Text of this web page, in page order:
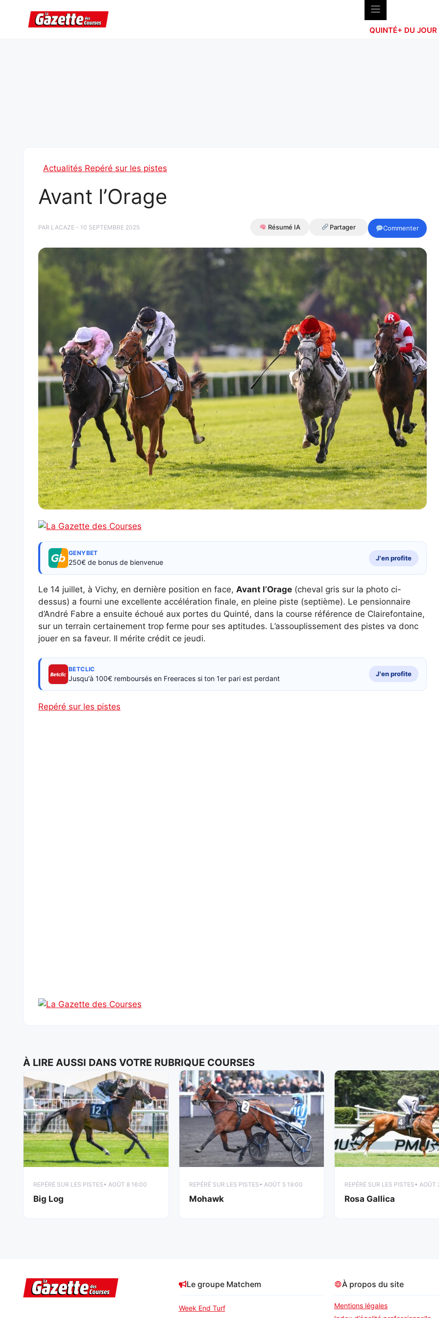
contenu
QUINTÉ+ DU JOUR
Actualités Repéré sur les pistes
Avant l’Orage
PAR LACAZE - 10 SEPTEMBRE 2025 Résumé IA Partager Commenter
GENYBET
250€ de bonus de bienvenue
J'en profite
Le 14 juillet, à Vichy, en dernière position en face, Avant l’Orage (cheval gris sur la photo ci-
dessus) a fourni une excellente accélération finale, en pleine piste (septième). Le pensionnaire
d’André Fabre a ensuite échoué aux portes du Quinté, dans la course référence de Clairefontaine,
sur un terrain certainement trop ferme pour ses aptitudes. L’assouplissement des pistes va donc
jouer en sa faveur. Il mérite crédit ce jeudi.
BETCLIC
Jusqu'à 100€ remboursés en Freeraces si ton 1er pari est perdant
J'en profite
Repéré sur les pistes
À LIRE AUSSI DANS VOTRE RUBRIQUE COURSES
REPÉRÉ SUR LES PISTES• AOÛT 8 16:00
Big Log
REPÉRÉ SUR LES PISTES• AOÛT 5 19:00
Mohawk
REPÉRÉ SUR LES PISTES• AOÛT
Rosa Gallica
Le groupe Matchem
Week End Turf
À propos du site
Mentions légales